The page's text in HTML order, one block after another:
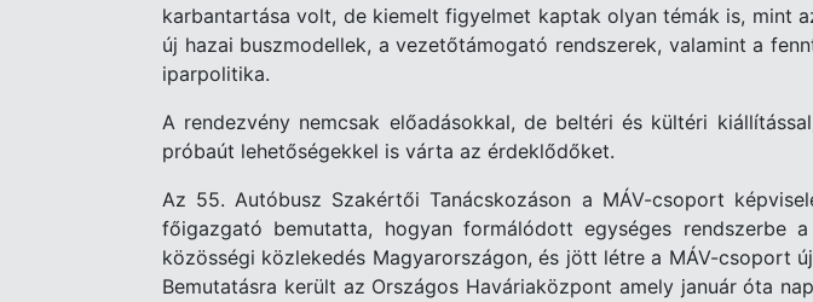
karbantartása volt, de kiemelt figyelmet kaptak olyan témák is, mint
új hazai buszmodellek, a vezetőtámogató rendszerek, valamint a
iparpolitika.
A rendezvény nemcsak előadásokkal, de beltéri és kültéri
próbaút lehetőségekkel is várta az érdeklődőket.
Az 55. Autóbusz Szakértői Tanácskozáson a MÁV-csoport
főigazgató bemutatta, hogyan formálódott egységes rendszerbe
közösségi közlekedés Magyarországon, és jött létre a MÁV-csoport
Bemutatásra került az Országos Haváriaközpont amely január óta